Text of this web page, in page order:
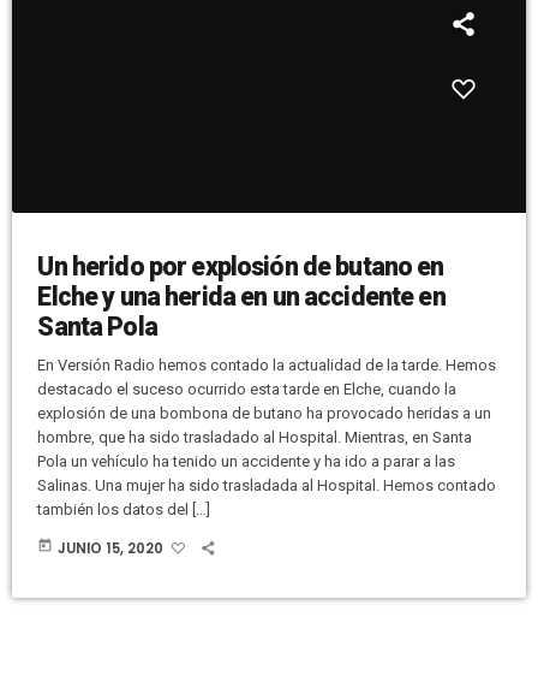
Un herido por explosión de butano en
Elche y una herida en un accidente en
Santa Pola
En Versión Radio hemos contado la actualidad de la tarde. Hemos
destacado el suceso ocurrido esta tarde en Elche, cuando la
explosión de una bombona de butano ha provocado heridas a un
hombre, que ha sido trasladado al Hospital. Mientras, en Santa
Pola un vehículo ha tenido un accidente y ha ido a parar a las
Salinas. Una mujer ha sido trasladada al Hospital. Hemos contado
también los datos del […]
today JUNIO 15, 2020